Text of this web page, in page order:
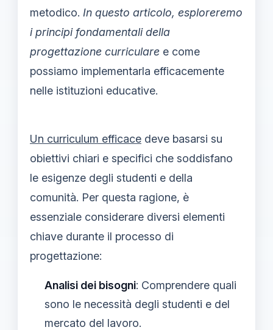
metodico. In questo articolo, esploreremo
i principi fondamentali della
progettazione curriculare e come
possiamo implementarla efficacemente
nelle istituzioni educative.
Un curriculum efficace deve basarsi su
obiettivi chiari e specifici che soddisfano
le esigenze degli studenti e della
comunità. Per questa ragione, è
essenziale considerare diversi elementi
chiave durante il processo di
progettazione:
Analisi dei bisogni: Comprendere quali
sono le necessità degli studenti e del
mercato del lavoro.